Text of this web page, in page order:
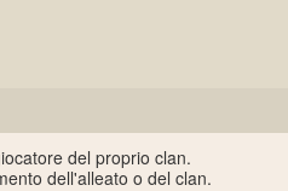
del proprio clan.
dell'alleato o del clan.